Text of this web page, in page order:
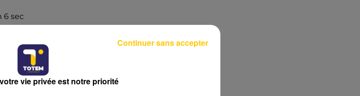
6 sec
à Tulle, Brive, dans le
sarladais avec les reportages de
terrain.vie privée est notre priorité
Continuer sans accepter